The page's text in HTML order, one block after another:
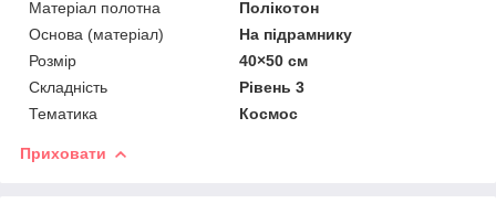
Матеріал полотна
Полікотон
Основа (матеріал)
На підрамнику
Розмір
40×50 см
Складність
Рівень 3
Тематика
Космос
Приховати